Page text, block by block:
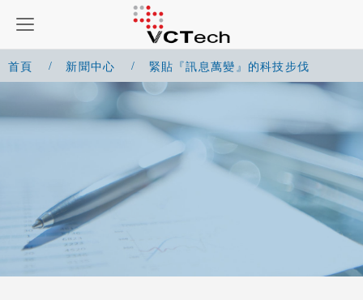
首頁 新聞中心 緊貼『訊息萬變』的科技步伐